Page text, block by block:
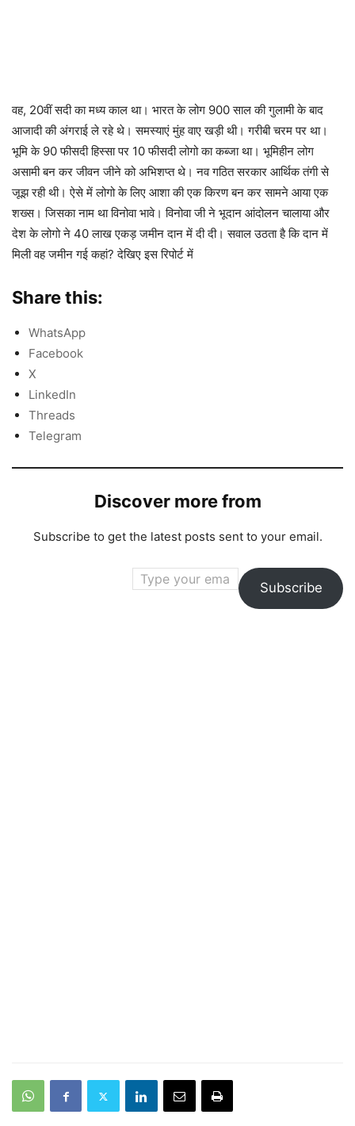
वह, 20वीं सदी का मध्य काल था। भारत के लोग 900 साल की गुलामी के बाद
आजादी की अंगराई ले रहे थे। समस्याएं मुंह वाए खड़ी थी। गरीबी चरम पर था।
भूमि के 90 फीसदी हिस्सा पर 10 फीसदी लोगो का कब्जा था। भूमिहीन लोग
असामी बन कर जीवन जीने को अभिशप्त थे। नव गठित सरकार आर्थिक तंगी से
जूझ रही थी। ऐसे में लोगो के लिए आशा की एक किरण बन कर सामने आया एक
शख्स। जिसका नाम था विनोवा भावे। विनोवा जी ने भूदान आंदोलन चालाया और
देश के लोगो ने 40 लाख एकड़ जमीन दान में दी दी। सवाल उठता है कि दान में
मिली वह जमीन गई कहां? देखिए इस रिपोर्ट में
Share this:
WhatsApp
Facebook
X
LinkedIn
Threads
Telegram
Discover more from
Subscribe to get the latest posts sent to your email.
Type your email…
Subscribe